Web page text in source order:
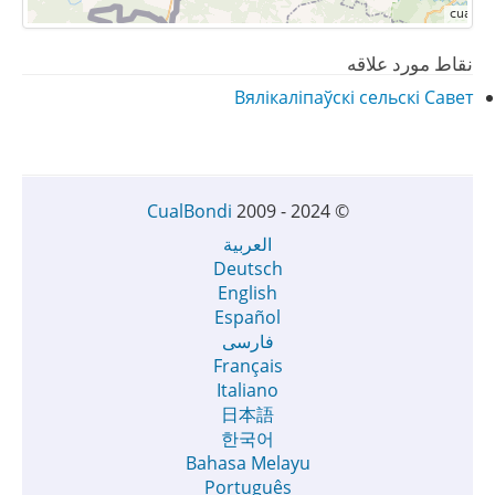
نقاط مورد علاقه
Вялікаліпаўскі сельскі Савет
©
CualBondi 2009 - 2024
العربية
Deutsch
English
Español
فارسی
Français
Italiano
日本語
한국어
Bahasa Melayu
Português